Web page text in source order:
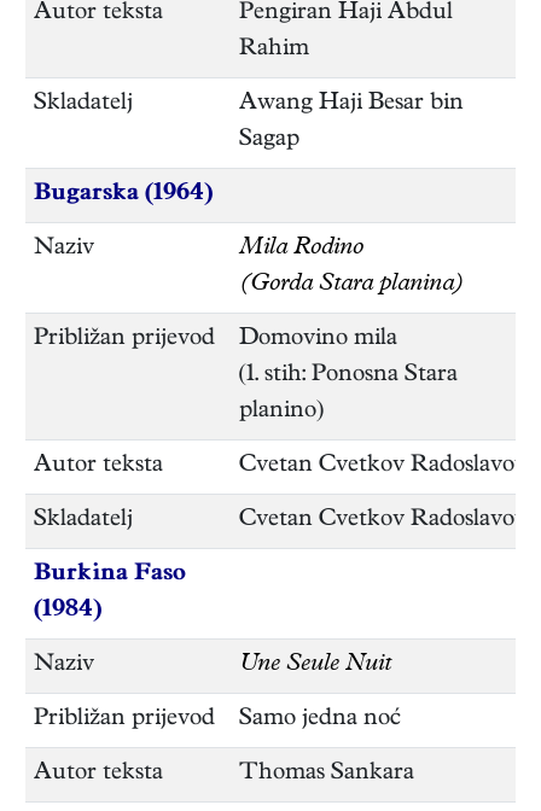
Autor teksta
Pengiran Haji Abdul
Rahim
Skladatelj
Awang Haji Besar bin
Sagap
Bugarska (1964)
Naziv
Mila Rodino
(Gorda Stara planina)
Približan prijevod
Domovino mila
(1. stih: Ponosna Stara
planino)
Autor teksta Cvetan Cvetkov Radoslavov
Skladatelj Cvetan Cvetkov Radoslavov
Burkina Faso
(1984)
Naziv Une Seule Nuit
Približan prijevod Samo jedna noć
Autor teksta Thomas Sankara